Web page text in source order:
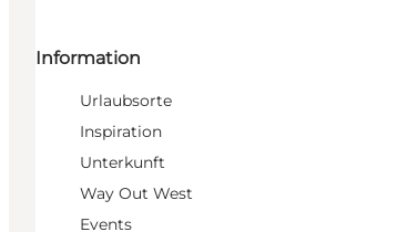
Information
Urlaubsorte
Inspiration
Unterkunft
Way Out West
Events